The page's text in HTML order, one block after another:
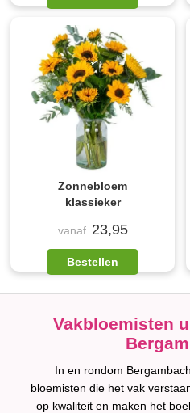
Zonnebloem
klassieker
vanaf 23,95
Bestellen
Vakbloemisten
In en rondom
bloemisten die het vak
op kwaliteit en maken het